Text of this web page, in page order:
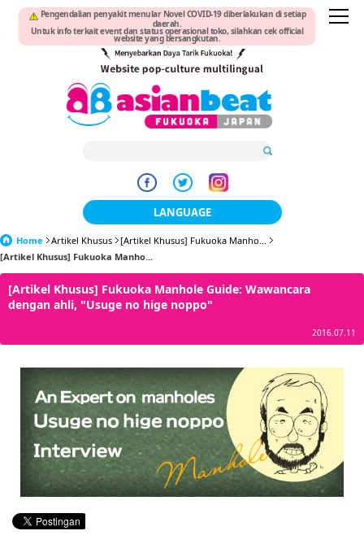
Pengendalian penyakit menular Novel COVID-19 diberlakukan di setiap
daerah.
Untuk info terkait event dan status operasional toko, silahkan cek official
website yang bersangkutan.
LANGUAGE
日本語
한국어
簡体中文
繁體中文
English
ภาษาไทย
tiéng Viêt
Bahasa Indonesia
Home Artikel Khusus
[Artikel Khusus] Fukuoka Manho...
[Artikel Khusus] Fukuoka Manho...
[Artikel Khusus] Fukuoka Manhole Guide: Wawancara
dengan ahli, "Usuge no hige noppo"
2016.07.11